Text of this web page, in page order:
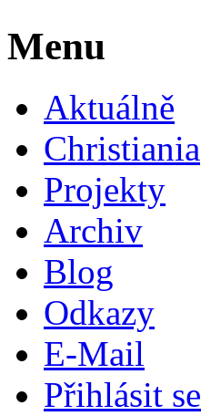
Menu
Aktuálně
Christiania
Projekty
Archiv
Blog
Odkazy
E-Mail
Přihlásit se